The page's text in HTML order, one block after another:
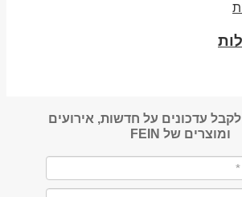
עדכונים על חדשות, אירועים
ומוצרים של FEIN